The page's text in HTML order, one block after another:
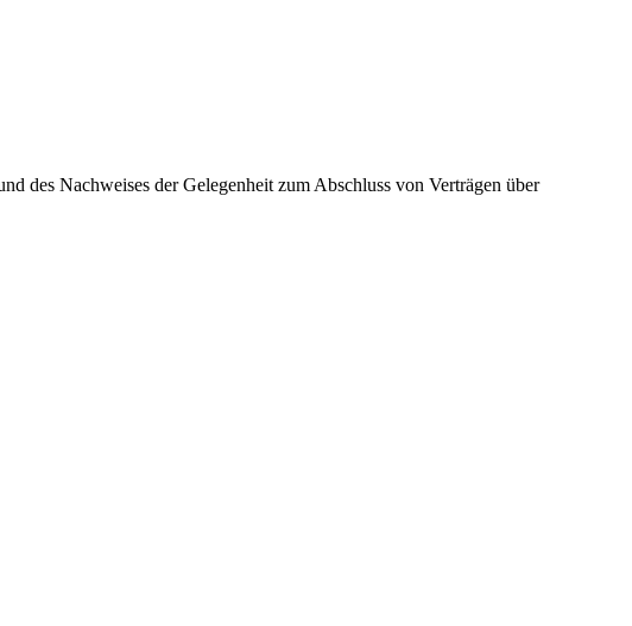
des Nachweises der Gelegenheit zum Abschluss von Verträgen über